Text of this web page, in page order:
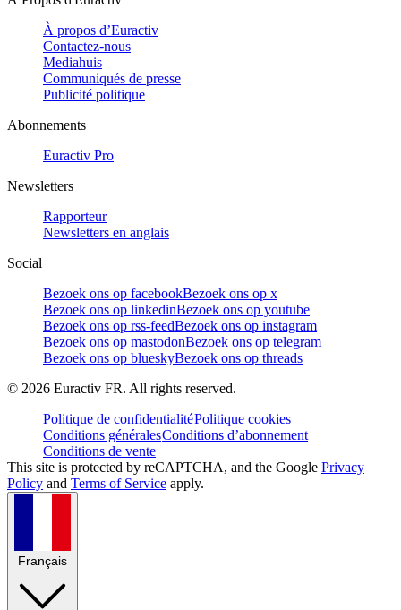
À propos d’Euractiv
Contactez-nous
Mediahuis
Communiqués de presse
Publicité politique
Abonnements
Euractiv Pro
Newsletters
Rapporteur
Newsletters en anglais
Social
Bezoek ons op facebookBezoek ons op x
Bezoek ons op linkedinBezoek ons op youtube
Bezoek ons op rss-feedBezoek ons op instagram
Bezoek ons op mastodonBezoek ons op telegram
Bezoek ons op blueskyBezoek ons op threads
© 2026 Euractiv FR. All rights reserved.
Politique de confidentialitéPolitique cookies
Conditions généralesConditions d’abonnement
Conditions de vente
This site is protected by reCAPTCHA, and the Google Privacy
Policy and Terms of Service apply.
Français